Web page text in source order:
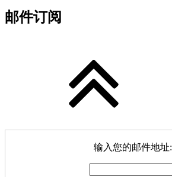
邮件订阅
输入您的邮件地址: